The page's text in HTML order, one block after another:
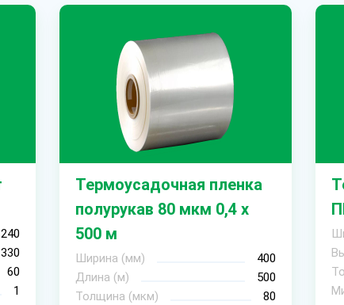
240
330
60
1
Термоусадочная пленка
полурукав 80 мкм 0,4 х
500 м
Ширина (мм)
400
Длина (м)
500
Толщина (мкм)
80